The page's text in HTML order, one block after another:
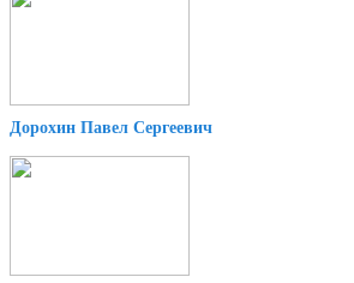
Дорохин Павел Сергеевич